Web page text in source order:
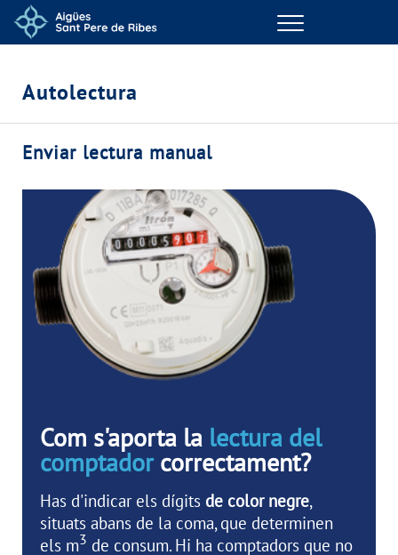
Menu
EL TEU SERVEI
CONEIX-NOS
EL NOSTRE COMPROMÍS
Autolectura
Enviar lectura manual
Com s'aporta la lectura del
comptadorcorrectament?
Has d'indicar els dígits de color negre,
situats abans de la coma, que determinen
els m3 de consum. Hi ha comptadors que no